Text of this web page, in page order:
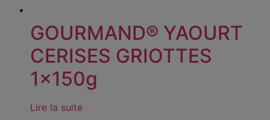
GOURMAND® YAOURT
CERISES GRIOTTES
1x150g
Lire la suite